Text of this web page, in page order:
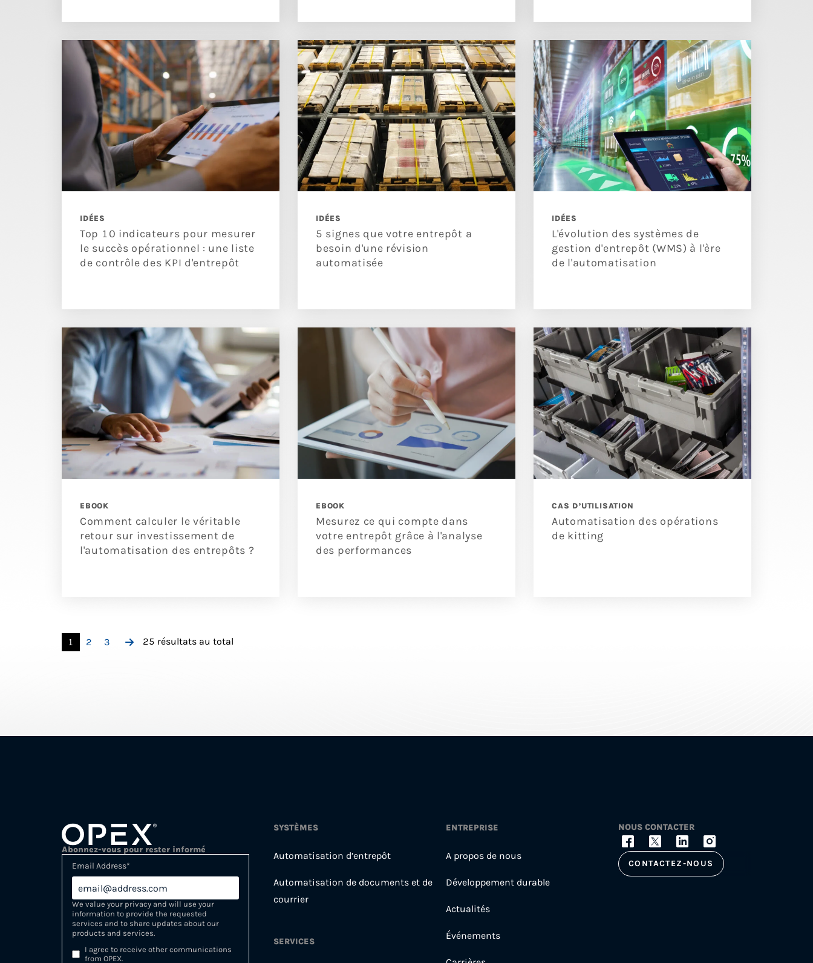
IDÉES
Top 10 indicateurs pour mesurer
le succès opérationnel : une liste
de contrôle des KPI d'entrepôt
IDÉES
5 signes que votre entrepôt a
besoin d'une révision
automatisée
IDÉES
L'évolution des systèmes de
gestion d'entrepôt (WMS) à l'ère
de l'automatisation
EBOOK
Comment calculer le véritable
retour sur investissement de
l'automatisation des entrepôts ?
EBOOK
Mesurez ce qui compte dans
votre entrepôt grâce à l'analyse
des performances
CAS D’UTILISATION
Automatisation des opérations
de kitting
1 2 3 25 résultats au total
Abonnez-vous pour rester informé
Email Address*
We value your privacy and will use your
information to provide the requested
services and to share updates about our
products and services.
I agree to receive other communications
from OPEX.
SYSTÈMES
Automatisation d’entrepôt
Automatisation de documents et de
courrier
SERVICES
ENTREPRISE
A propos de nous
Développement durable
Actualités
Événements
NOUS CONTACTER
CONTACTEZ-NOUS